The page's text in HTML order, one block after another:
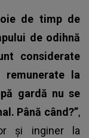
de timp de
de odihnă
considerate
la
gardă nu se
Până când?”,
și inginer la